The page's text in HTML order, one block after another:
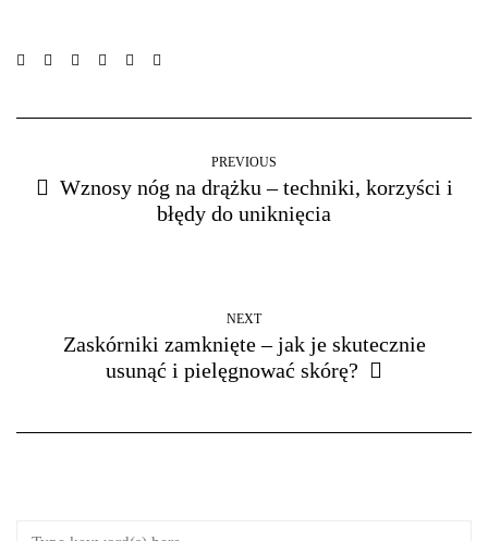
PREVIOUS
Wznosy nóg na drążku – techniki, korzyści i
błędy do uniknięcia
NEXT
Zaskórniki zamknięte – jak je skutecznie
usunąć i pielęgnować skórę?